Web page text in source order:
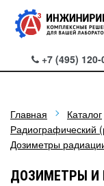
+7 (495) 120-
Главная
Каталог
Радиографический
Дозиметры
ДОЗИМЕТРЫ И